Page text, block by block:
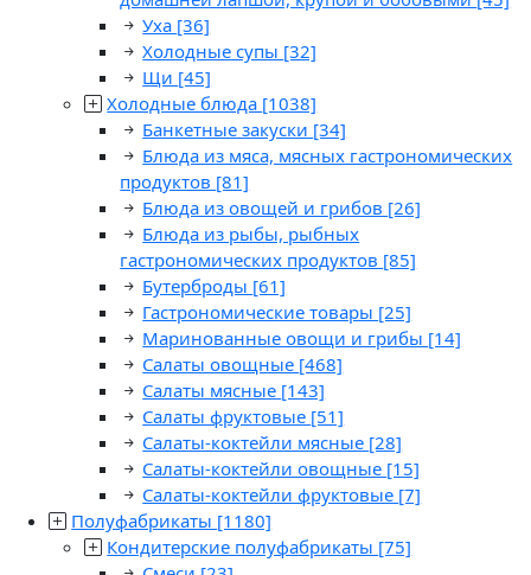
Уха [36]
Холодные супы [32]
Щи [45]
Холодные блюда [1038]
Банкетные закуски [34]
Блюда из мяса, мясных гастрономических
продуктов [81]
Блюда из овощей и грибов [26]
Блюда из рыбы, рыбных
гастрономических продуктов [85]
Бутерброды [61]
Гастрономические товары [25]
Маринованные овощи и грибы [14]
Салаты овощные [468]
Салаты мясные [143]
Салаты фруктовые [51]
Салаты-коктейли мясные [28]
Салаты-коктейли овощные [15]
Салаты-коктейли фруктовые [7]
Полуфабрикаты [1180]
Кондитерские полуфабрикаты [75]